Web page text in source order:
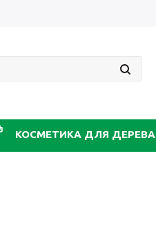
КОСМЕТИКА ДЛЯ ДЕРЕВА